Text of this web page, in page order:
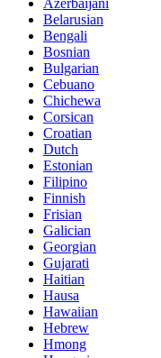
Belarusian
Bengali
Bosnian
Bulgarian
Cebuano
Chichewa
Corsican
Croatian
Dutch
Estonian
Filipino
Finnish
Frisian
Galician
Georgian
Gujarati
Haitian
Hausa
Hawaiian
Hebrew
Hmong